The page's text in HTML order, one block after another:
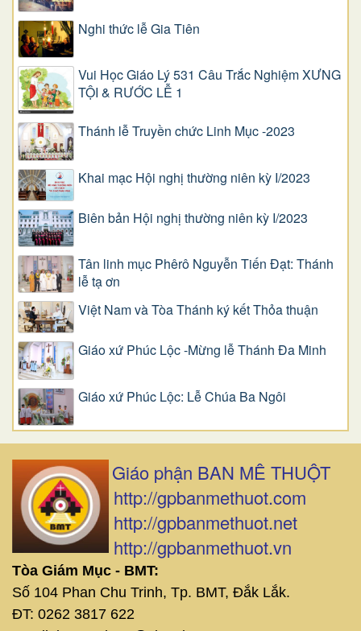
Nghi thức lễ Gia Tiên
Vui Học Giáo Lý 531 Câu Trắc Nghiệm XƯNG
TỘI & RƯỚC LỄ 1
Thánh lễ Truyền chức Linh Mục -2023
Khai mạc Hội nghị thường niên kỳ I/2023
Biên bản Hội nghị thường niên kỳ I/2023
Tân linh mục Phêrô Nguyễn Tiến Đạt: Thánh
lễ tạ ơn
Việt Nam và Tòa Thánh ký kết Thỏa thuận
Giáo xứ Phúc Lộc -Mừng lễ Thánh Đa Minh
Giáo xứ Phúc Lộc: Lễ Chúa Ba Ngôi
Giáo phận BAN MÊ THUỘT
http://gpbanmethuot.com
http://gpbanmethuot.net
http://gpbanmethuot.vn
Tòa Giám Mục - BMT:
Số 104 Phan Chu Trinh, Tp. BMT, Đắk Lắk.
ĐT: 0262 3817 622